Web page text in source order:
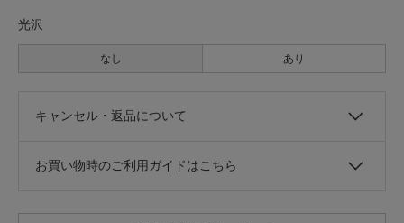
光沢
なし あり
キャンセル・返品について
お買い物時のご利用ガイドはこちら